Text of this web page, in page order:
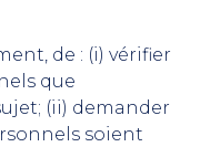
de : (i) vérifier
que
(ii) demander
soient